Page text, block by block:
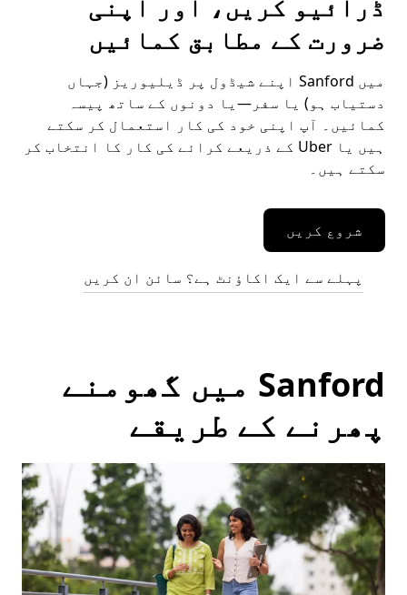
ضرورت کے مطابق کمائیں
میں Sanford اپنے شیڈول پر ڈیلیوریز (جہاں
دستیاب ہو) یا سفر—یا دونوں کے ساتھ پیسہ
کمائیں۔ آپ اپنی خود کی کار استعمال کر سکتے
ہیں یا Uber کے ذریعے کرائے کی کار کا انتخاب کر
سکتے ہیں۔
شروع کریں
پہلے سے ایک اکاؤنٹ ہے؟ سائن ان کریں
Sanford میں گھومنے
پھرنے کے طریقے